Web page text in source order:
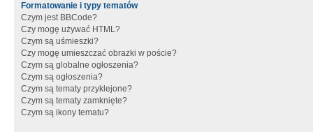
Formatowanie i typy tematów
Czym jest BBCode?
Czy mogę używać HTML?
Czym są uśmieszki?
Czy mogę umieszczać obrazki w poście?
Czym są globalne ogłoszenia?
Czym są ogłoszenia?
Czym są tematy przyklejone?
Czym są tematy zamknięte?
Czym są ikony tematu?